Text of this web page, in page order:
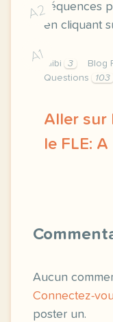
A2
A1
séquences
en cliquant
Alibi 3 Blog
Questions
103
Aller sur
le FLE:
Aucun
Connectez-
poster un.